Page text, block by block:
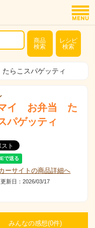
商品
検索
レシピ
検索
らこスパゲッティ
イ お弁当 た
パゲッティ
ーサイトの商品詳細へ
新日：2026/03/17
みんなの感想(0件)